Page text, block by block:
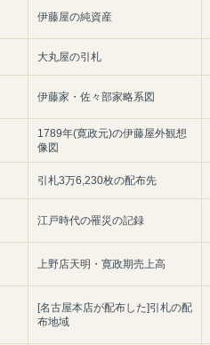
伊藤屋の純資産
大丸屋の引札
伊藤家・佐々部家略系図
1789年(寛政元)の伊藤屋外観想
像図
引札3万6,230枚の配布先
江戸時代の罹災の記録
上野店天明・寛政期売上高
[名古屋本店が配布した]引札の配
布地域